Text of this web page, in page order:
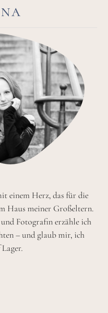
einem Herz, das für die
Haus meiner Großeltern.
Fotografin erzähle ich
– und glaub mir, ich